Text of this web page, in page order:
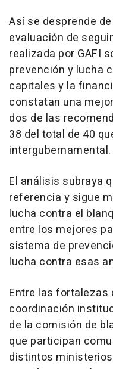
Así se desprende
evaluación de
realizada por GAFI
prevención y lucha
capitales y la
constatan una
dos de las
38 del total de 40
intergubernamental.
El análisis subraya
referencia y sigue
lucha contra el
entre los mejores
sistema de
lucha contra esas
Entre las fortalezas
coordinación
de la comisión de
que participan
distintos